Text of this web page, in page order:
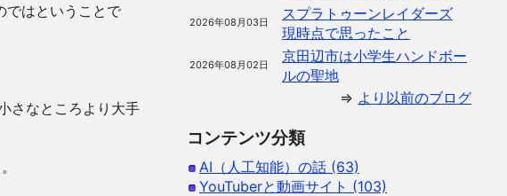
ではということで
さなところより大手
2026年08月03日
スプラトゥーンレイダーズ
現時点で思ったこと
2026年08月02日
京田辺市は小学生ハンドボー
ルの聖地
⇒ より以前のブログ
コンテンツ分類
AI（人工知能）の話 (63)
YouTuberと動画サイト (103)